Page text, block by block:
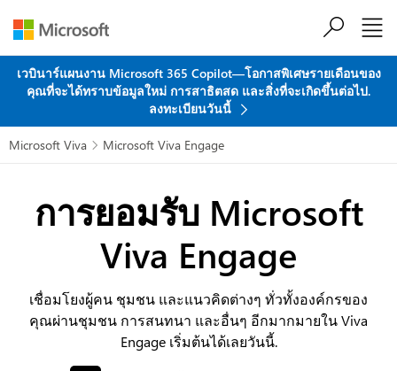
เวบินาร์แผนงาน Microsoft 365 Copilot—โอกาสพิเศษรายเดือนของ
คุณที่จะได้ทราบข้อมูลใหม่ การสาธิตสด และสิ่งที่จะเกิดขึ้นต่อไป.
ลงทะเบียนวันนี้
Microsoft Viva  Microsoft Viva Engage
การยอมรับ Microsoft
Viva Engage
เชื่อมโยงผู้คน ชุมชน และแนวคิดต่างๆ ทั่วทั้งองค์กรของ
คุณผ่านชุมชน การสนทนา และอื่นๆ อีกมากมายใน Viva
Engage เริ่มต้นได้เลยวันนี้.